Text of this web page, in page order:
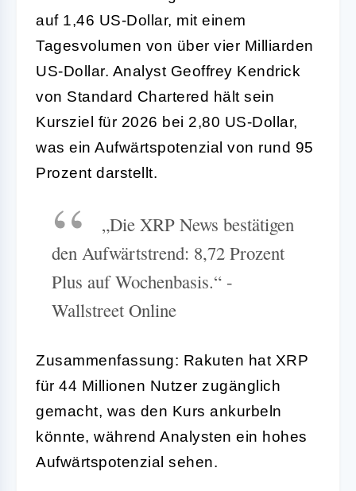
auf 1,46 US-Dollar, mit einem
Tagesvolumen von über vier Milliarden
US-Dollar. Analyst Geoffrey Kendrick
von Standard Chartered hält sein
Kursziel für 2026 bei 2,80 US-Dollar,
was ein Aufwärtspotenzial von rund 95
Prozent darstellt.
„Die XRP News bestätigen
den Aufwärtstrend: 8,72 Prozent
Plus auf Wochenbasis.“ -
Wallstreet Online
Zusammenfassung: Rakuten hat XRP
für 44 Millionen Nutzer zugänglich
gemacht, was den Kurs ankurbeln
könnte, während Analysten ein hohes
Aufwärtspotenzial sehen.